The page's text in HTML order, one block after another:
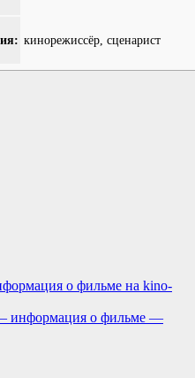
кинорежиссёр, сценарист
о фильме на kino-
информация о фильме —